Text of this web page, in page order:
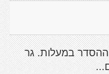
ההסדר במעלות. גר